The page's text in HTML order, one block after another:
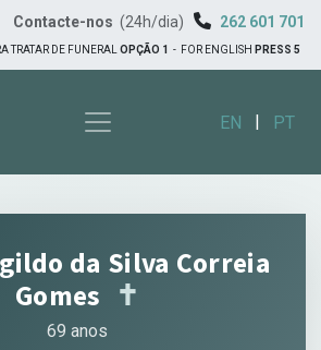
Contacte-nos (24h/dia) 262 601 701
TRATAR DE FUNERAL OPÇÃO 1 - FOR ENGLISH PRESS 5
EN | PT
da Silva Correia
Gomes ✝︎
69 anos